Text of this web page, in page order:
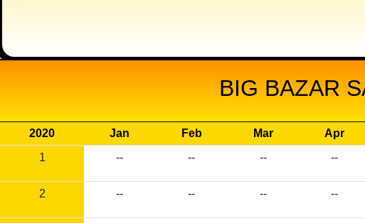
BIG BAZAR
2020 Jan Feb Mar Apr
1
-- -- -- --
2 -- -- -- --